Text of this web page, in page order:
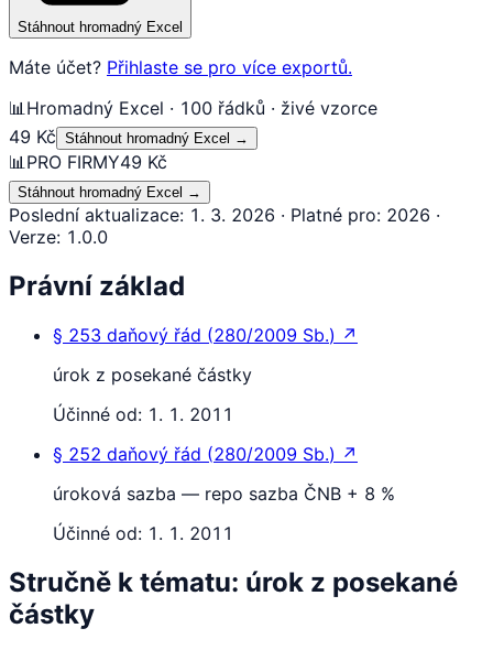
Stáhnout hromadný Excel
Máte účet? Přihlaste se pro více exportů.
📊 Hromadný Excel · 100 řádků · živé vzorce
49 Kč Stáhnout hromadný Excel →
📊 PRO FIRMY49 Kč
Stáhnout hromadný Excel →
Poslední aktualizace: 1. 3. 2026 · Platné pro: 2026 ·
Verze: 1.0.0
Právní základ
§ 253 daňový řád (280/2009 Sb.) ↗
úrok z posekané částky
Účinné od: 1. 1. 2011
§ 252 daňový řád (280/2009 Sb.) ↗
úroková sazba — repo sazba ČNB + 8 %
Účinné od: 1. 1. 2011
Stručně k tématu: úrok z posekané
částky